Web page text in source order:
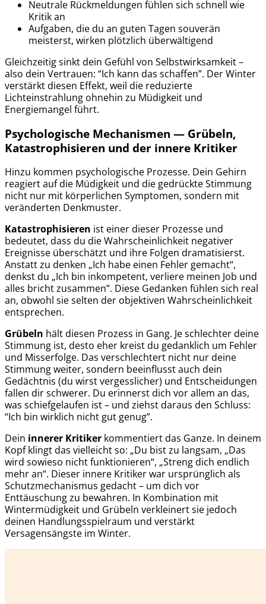
Neutrale Rückmeldungen fühlen sich schnell wie
Kritik an
Aufgaben, die du an guten Tagen souverän
meisterst, wirken plötzlich überwältigend
Gleichzeitig sinkt dein Gefühl von Selbstwirksamkeit –
also dein Vertrauen: “Ich kann das schaffen”. Der Winter
verstärkt diesen Effekt, weil die reduzierte
Lichteinstrahlung ohnehin zu Müdigkeit und
Energiemangel führt.
Psychologische Mechanismen — Grübeln,
Katastrophisieren und der innere Kritiker
Hinzu kommen psychologische Prozesse. Dein Gehirn
reagiert auf die Müdigkeit und die gedrückte Stimmung
nicht nur mit körperlichen Symptomen, sondern mit
veränderten Denkmuster.
Katastrophisieren ist einer dieser Prozesse und
bedeutet, dass du die Wahrscheinlichkeit negativer
Ereignisse überschätzt und ihre Folgen dramatisierst.
Anstatt zu denken „Ich habe einen Fehler gemacht“,
denkst du „Ich bin inkompetent, verliere meinen Job und
alles bricht zusammen”. Diese Gedanken fühlen sich real
an, obwohl sie selten der objektiven Wahrscheinlichkeit
entsprechen.
Grübeln hält diesen Prozess in Gang. Je schlechter deine
Stimmung ist, desto eher kreist du gedanklich um Fehler
und Misserfolge. Das verschlechtert nicht nur deine
Stimmung weiter, sondern beeinflusst auch dein
Gedächtnis (du wirst vergesslicher) und Entscheidungen
fallen dir schwerer. Du erinnerst dich vor allem an das,
was schiefgelaufen ist – und ziehst daraus den Schluss:
“Ich bin wirklich nicht gut genug”.
Dein innerer Kritiker kommentiert das Ganze. In deinem
Kopf klingt das vielleicht so: „Du bist zu langsam, „Das
wird sowieso nicht funktionieren“, „Streng dich endlich
mehr an“. Dieser innere Kritiker war ursprünglich als
Schutzmechanismus gedacht – um dich vor
Enttäuschung zu bewahren. In Kombination mit
Wintermüdigkeit und Grübeln verkleinert sie jedoch
deinen Handlungsspielraum und verstärkt
Versagensängste im Winter.